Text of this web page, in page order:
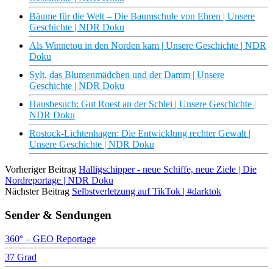
Bäume für die Welt – Die Baumschule von Ehren | Unsere
Geschichte | NDR Doku
Als Winnetou in den Norden kam | Unsere Geschichte | NDR
Doku
Sylt, das Blumenmädchen und der Damm | Unsere
Geschichte | NDR Doku
Hausbesuch: Gut Roest an der Schlei | Unsere Geschichte |
NDR Doku
Rostock-Lichtenhagen: Die Entwicklung rechter Gewalt |
Unsere Geschichte | NDR Doku
Vorheriger Beitrag Halligschipper - neue Schiffe, neue Ziele | Die
Nordreportage | NDR Doku
Nächster Beitrag Selbstverletzung auf TikTok | #darktok
Sender & Sendungen
360° – GEO Reportage
37 Grad